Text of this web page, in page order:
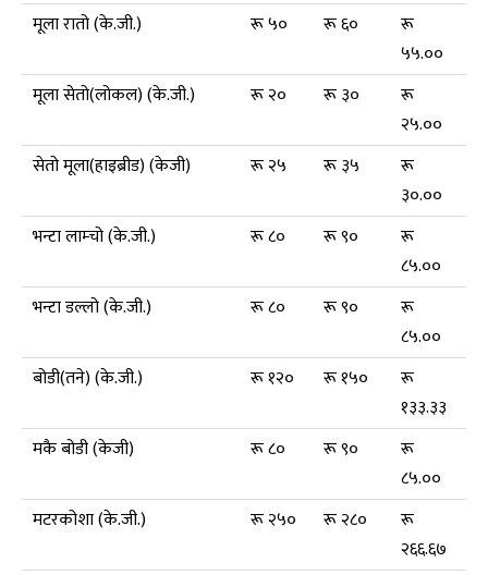
मूला रातो (के.जी.)
रू ५० रू ६०
रू
५५.००
मूला सेतो(लोकल) (के.जी.)
रू २० रू ३०
रू
२५.००
सेतो मूला(हाइब्रीड) (केजी)
रू २५ रू ३५
रू
३०.००
भन्टा लाम्चो (के.जी.)
रू ८० रू ९०
रू
८५.००
भन्टा डल्लो (के.जी.)
रू ८० रू ९०
रू
८५.००
बोडी(तने) (के.जी.)
रू १२० रू १५०
रू
१३३.३३
मकै बोडी (केजी)
रू ८० रू ९०
रू
८५.००
मटरकोशा (के.जी.)
रू २५० रू २८०
रू
२६६.६७